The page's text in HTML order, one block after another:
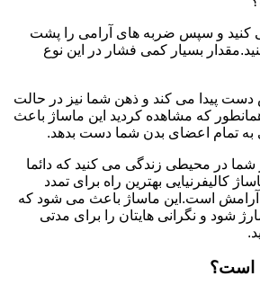
کنید و سپس ضربه های آرامی را پشت
بسیار کمی فشار در این نوع
دست پیدا می کند و ذهن شما نیز در حالت
که مشاهده کردید این ماساژ باعث
تمام اعضای بدن شما دست بدهد.
شما در محیطی زندگی می کنید که دائما
کالیفرنیایی بهترین راه برای تمدد
است.این ماساژ باعث می شود که
شود و نگرانی هایتان را برای مدتی
است؟